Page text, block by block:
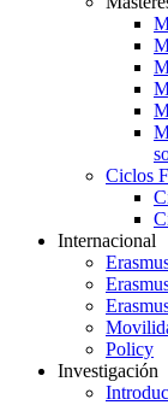
Ciclos
Internacional
Policy
Investigación